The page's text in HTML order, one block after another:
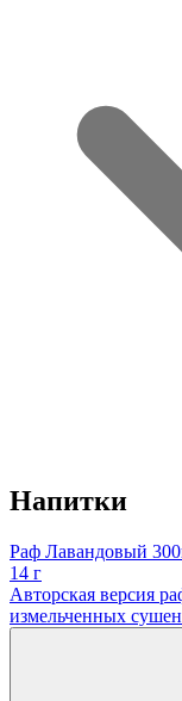
Напитки
Раф Лавандовый
14 г
Авторская версия
измельченных